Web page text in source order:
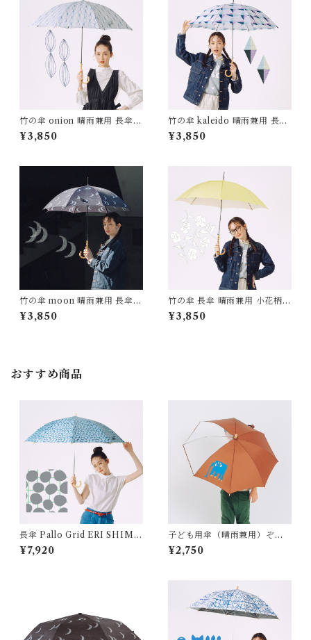
竹の傘 onion 晴雨兼用 長傘 A
LCEDO
¥3,850
竹の傘 kaleido 晴雨兼用 長傘
161006 ALCEDO
¥3,850
竹の傘 moon 晴雨兼用 長傘 A
LCEDO
¥3,850
竹の傘 長傘 晴雨兼用 小花柄 b
lowing flower ALCEDO
¥3,850
おすすめ商品
長傘 Pallo Grid ERI SHIMA
TSUKA
¥7,920
子ども用傘（晴雨兼用）ぞ
う UVカット Tapirok OKU
¥2,750